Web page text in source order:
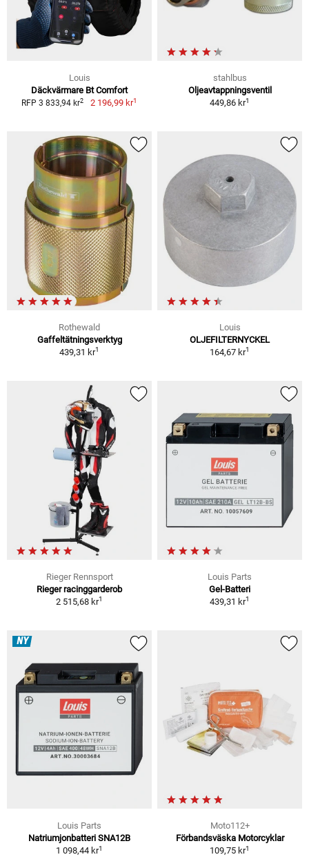
Louis
Däckvärmare Bt Comfort
RFP 3 833,94 kr2 2 196,99 kr1
stahlbus
Oljeavtappningsventil
449,86 kr1
Rothewald
Gaffeltätningsverktyg
439,31 kr1
Louis
OLJEFILTERNYCKEL
164,67 kr1
Rieger Rennsport
Rieger racinggarderob
2 515,68 kr1
Louis Parts
Gel-Batteri
439,31 kr1
NY
Louis Parts
Natriumjonbatteri SNA12B
1 098,44 kr1
Moto112+
Förbandsväska Motorcyklar
109,75 kr1